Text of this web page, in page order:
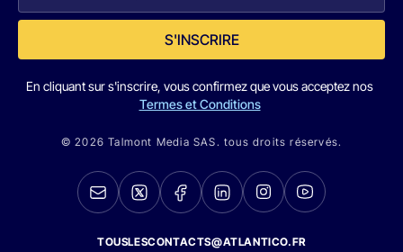
S'INSCRIRE
En cliquant sur s'inscrire, vous confirmez que vous acceptez nos
Termes et Conditions
© 2026 Talmont Media SAS. tous droits réservés.
TOUSLESCONTACTS@ATLANTICO.FR